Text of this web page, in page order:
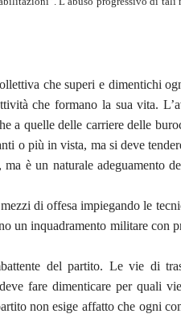
che superi e dimentichi
che formano la sua vita.
a quelle delle carriere delle
o più in vista, ma si deve
è un naturale adeguamento
di offesa impiegando le
un inquadramento militare con
del partito. Le vie di
fare dimenticare per quali
non esige affatto che ogni